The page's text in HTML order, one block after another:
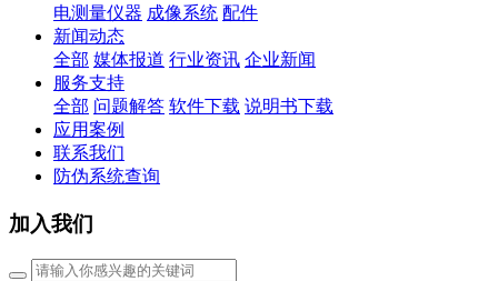
电测量仪器 成像系统 配件
新闻动态
全部 媒体报道 行业资讯 企业新闻
服务支持
全部 问题解答 软件下载 说明书下载
应用案例
联系我们
防伪系统查询
加入我们